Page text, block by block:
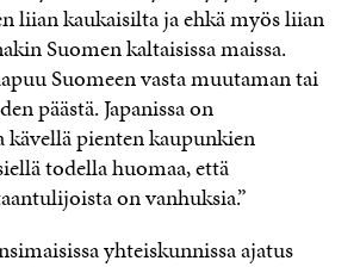
liian kaukaisilta ja ehkä myös liian
Suomen kaltaisissa maissa.
Suomeen vasta muutaman tai
päästä. Japanissa on
pienten kaupunkien
todella huomaa, että
on vanhuksia.”
yhteiskunnissa ajatus